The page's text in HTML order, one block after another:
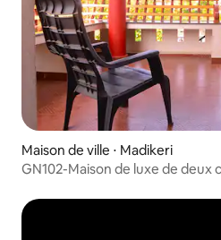
Maison de ville ⋅ Madikeri
GN102-Maison de luxe de deux